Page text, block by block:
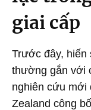
giai cấp
Trước đây,
thường gắn với
nghiên cứu mới
Zealand công